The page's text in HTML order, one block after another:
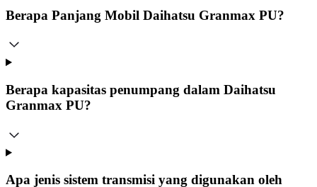
Berapa Panjang Mobil Daihatsu Granmax PU?
Berapa kapasitas penumpang dalam Daihatsu
Granmax PU?
Apa jenis sistem transmisi yang digunakan oleh